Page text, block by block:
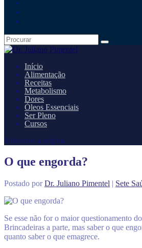
Início
Alimentação
Receitas
Metabolismo
Dores
Óleos Essenciais
Ser Pleno
Cursos
Selecione a página
O que engorda?
Postado porDr. Juliano Pimentel | Sete
Se esse não for o maior questionamento
Brincadeiras a parte, mas saber o que
quanto saber o que emagrece.